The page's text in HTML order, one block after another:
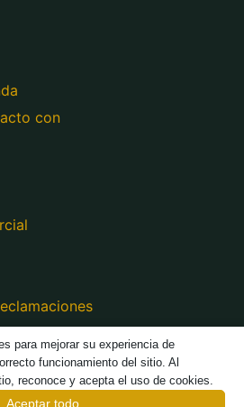
con
para mejorar su experiencia de
funcionamiento del sitio. Al
reconoce y acepta el uso de cookies.
Aceptar todo